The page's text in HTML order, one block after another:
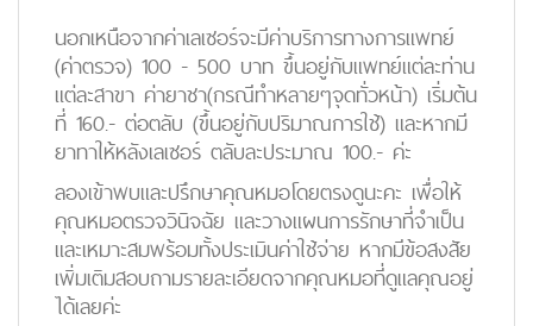
นอกเหนือจากค่าเลเซอร์จะมีค่าบริการทางการแพทย์
(ค่าตรวจ) 100 - 500 บาท ขึ้นอยู่กับแพทย์แต่ละท่าน
แต่ละสาขา ค่ายาชา(กรณีทำหลายๆจุดทั่วหน้า) เริ่มต้น
ที่ 160.- ต่อตลับ (ขึ้นอยู่กับปริมาณการใช้) และหากมี
ยาทาให้หลังเลเซอร์ ตลับละประมาณ 100.- ค่ะ
ลองเข้าพบและปรึกษาคุณหมอโดยตรงดูนะคะ เพื่อให้
คุณหมอตรวจวินิจฉัย และวางแผนการรักษาที่จำเป็น
และเหมาะสมพร้อมทั้งประเมินค่าใช้จ่าย หากมีข้อสงสัย
เพิ่มเติมสอบถามรายละเอียดจากคุณหมอที่ดูแลคุณอยู่
ได้เลยค่ะ